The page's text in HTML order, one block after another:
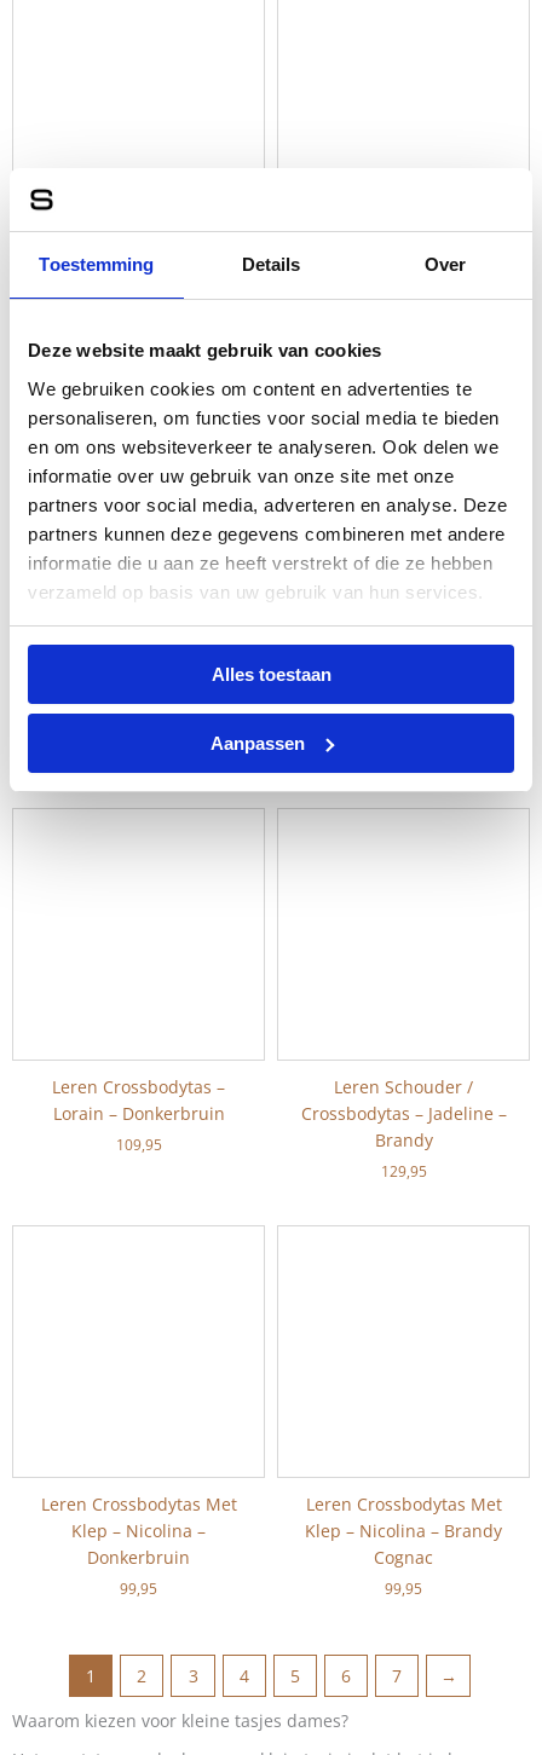
Toestemming Details Over
Deze website maakt gebruik van cookies
We gebruiken cookies om content en advertenties te
personaliseren, om functies voor social media te bieden
en om ons websiteverkeer te analyseren. Ook delen we
informatie over uw gebruik van onze site met onze
partners voor social media, adverteren en analyse. Deze
partners kunnen deze gegevens combineren met andere
informatie die u aan ze heeft verstrekt of die ze hebben
verzameld op basis van uw gebruik van hun services.
Alles toestaan
Aanpassen
Leren Sieraden Organizer
In Giftbox – Lenna –
Brandy
Leren Crossbodytas – 13.3
Leren Crossbodytas Met
Leren Crossbodytas –
Leren Crossbodytas –
Lorain – Donkerbruin
109,95
Leren Schouder /
Crossbodytas – Jadeline –
Brandy
129,95
Leren Crossbodytas Met
Klep – Nicolina –
Donkerbruin
99,95
Leren Crossbodytas Met
Klep – Nicolina – Brandy
Cognac
99,95
1 2 3 4 5 6 7
→
Waarom kiezen voor kleine tasjes dames?